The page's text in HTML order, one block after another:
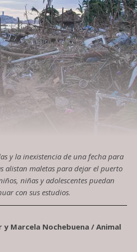
y la inexistencia de una fecha para
alistan maletas para dejar el puerto
niñas y adolescentes puedan
con sus estudios.
Marcela Nochebuena / Animal